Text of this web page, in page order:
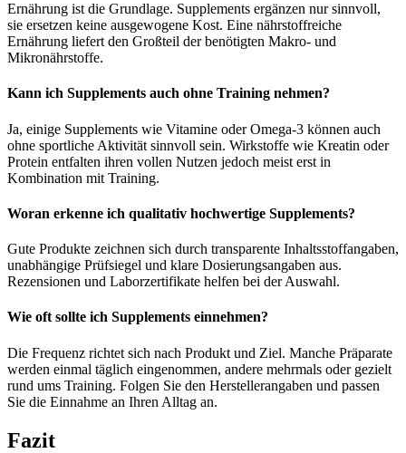
Ernährung ist die Grundlage. Supplements ergänzen nur sinnvoll,
sie ersetzen keine ausgewogene Kost. Eine nährstoffreiche
Ernährung liefert den Großteil der benötigten Makro‑ und
Mikronährstoffe.
Kann ich Supplements auch ohne Training nehmen?
Ja, einige Supplements wie Vitamine oder Omega‑3 können auch
ohne sportliche Aktivität sinnvoll sein. Wirkstoffe wie Kreatin oder
Protein entfalten ihren vollen Nutzen jedoch meist erst in
Kombination mit Training.
Woran erkenne ich qualitativ hochwertige Supplements?
Gute Produkte zeichnen sich durch transparente Inhaltsstoffangaben,
unabhängige Prüfsiegel und klare Dosierungsangaben aus.
Rezensionen und Laborzertifikate helfen bei der Auswahl.
Wie oft sollte ich Supplements einnehmen?
Die Frequenz richtet sich nach Produkt und Ziel. Manche Präparate
werden einmal täglich eingenommen, andere mehrmals oder gezielt
rund ums Training. Folgen Sie den Herstellerangaben und passen
Sie die Einnahme an Ihren Alltag an.
Fazit